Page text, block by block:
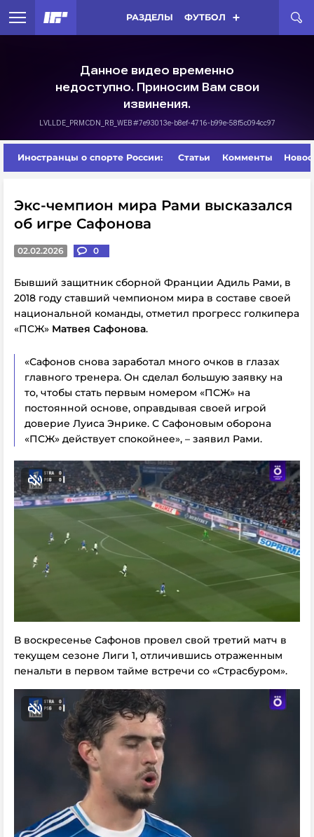
РАЗДЕЛЫ ФУТБОЛ
Иностранцы о спорте России: Статьи Комменты
Экс-чемпион мира Рами высказался
об игре Сафонова
02.02.2026 0
Бывший защитник сборной Франции Адиль Рами, в
2018 году ставший чемпионом мира в составе своей
национальной команды, отметил прогресс голкипера
«ПСЖ» Матвея Сафонова.
«Сафонов снова заработал много очков в глазах
главного тренера. Он сделал большую заявку на
то, чтобы стать первым номером «ПСЖ» на
постоянной основе, оправдывая своей игрой
доверие Луиса Энрике. С Сафоновым оборона
«ПСЖ» действует спокойнее», – заявил Рами.
В воскресенье Сафонов провел свой третий матч в
текущем сезоне Лиги 1, отличившись отраженным
пенальти в первом тайме встречи со «Страсбуром».